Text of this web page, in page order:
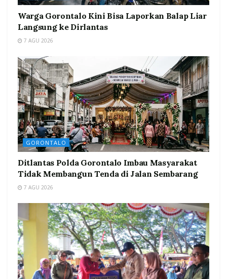
Warga Gorontalo Kini Bisa Laporkan Balap Liar
Langsung ke Dirlantas
7 AGU 2026
GORONTALO
Ditlantas Polda Gorontalo Imbau Masyarakat
Tidak Membangun Tenda di Jalan Sembarang
7 AGU 2026